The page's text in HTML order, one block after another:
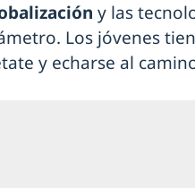
y las
Los jóvenes
y echarse al